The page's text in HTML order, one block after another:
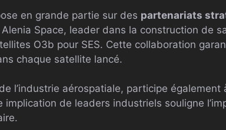
en grande partie sur des partenariats
Space, leader dans la construction de
O3b pour SES. Cette collaboration
chaque satellite lancé.
l’industrie aérospatiale, participe
implication de leaders industriels souligne